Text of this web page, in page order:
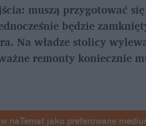
muszą przygotować
będzie
Na władze stolicy
remonty koniecznie
naTemat jako preferowane